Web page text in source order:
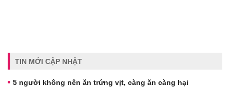
TIN MỚI CẬP NHẬT
5 người không nên ăn trứng vịt, càng ăn càng hại